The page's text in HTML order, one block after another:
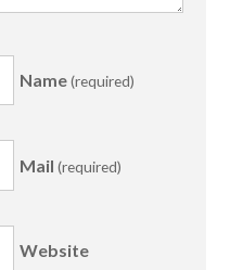
Name(required)
Mail (required)
Website